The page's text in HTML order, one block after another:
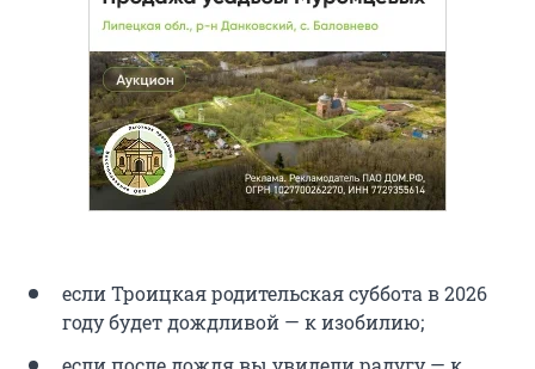
если Троицкая родительская суббота в 2026
году будет дождливой — к изобилию;